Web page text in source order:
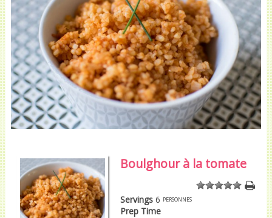
Boulghour à la tomate
1 2 3 4 5
Servings 6 personnes
Prep Time